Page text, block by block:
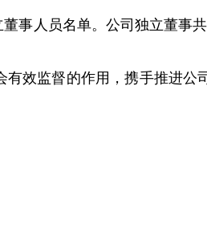
人员名单。公司独立董事
效监督的作用，携手推进